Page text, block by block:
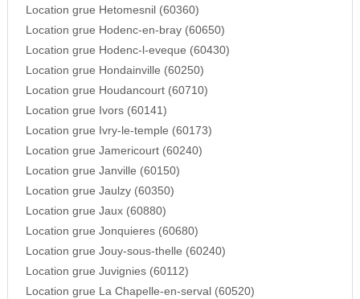
Location grue Hetomesnil (60360)
Location grue Hodenc-en-bray (60650)
Location grue Hodenc-l-eveque (60430)
Location grue Hondainville (60250)
Location grue Houdancourt (60710)
Location grue Ivors (60141)
Location grue Ivry-le-temple (60173)
Location grue Jamericourt (60240)
Location grue Janville (60150)
Location grue Jaulzy (60350)
Location grue Jaux (60880)
Location grue Jonquieres (60680)
Location grue Jouy-sous-thelle (60240)
Location grue Juvignies (60112)
Location grue La Chapelle-en-serval (60520)